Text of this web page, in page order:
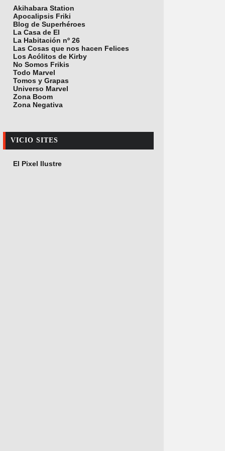
Akihabara Station
Apocalipsis Friki
Blog de Superhéroes
La Casa de El
La Habitación nº 26
Las Cosas que nos hacen Felices
Los Acólitos de Kirby
No Somos Frikis
Todo Marvel
Tomos y Grapas
Universo Marvel
Zona Boom
Zona Negativa
VICIO SITES
El Pixel Ilustre